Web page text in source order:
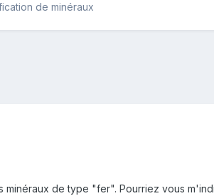
de minéraux
minéraux de type "fer". Pourriez vous